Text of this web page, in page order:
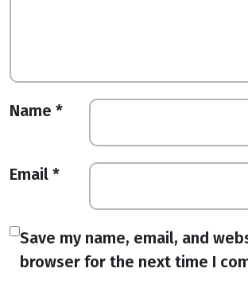
Name *
Email *
Save my name, email, and
browser for the next time I